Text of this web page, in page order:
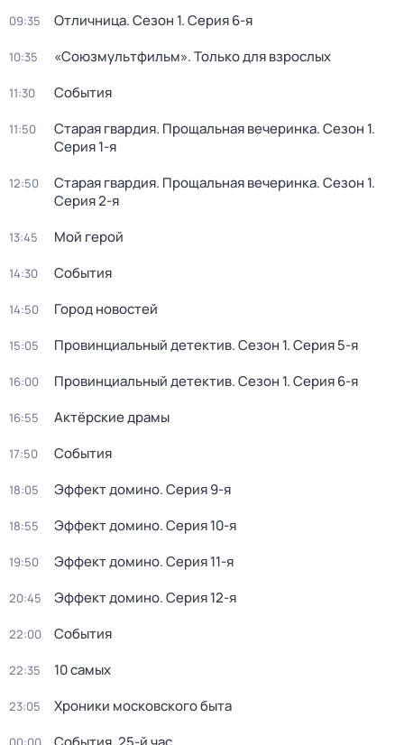
09:35 Отличница. Сезон 1. Серия 6-я
10:35 «Союзмультфильм». Только для взрослых
11:30 События
11:50 Старая гвардия. Прощальная вечеринка. Сезон 1.
Серия 1-я
12:50 Старая гвардия. Прощальная вечеринка. Сезон 1.
Серия 2-я
13:45 Мой герой
14:30 События
14:50 Город новостей
15:05 Провинциальный детектив. Сезон 1. Серия 5-я
16:00 Провинциальный детектив. Сезон 1. Серия 6-я
16:55 Актёрские драмы
17:50 События
18:05 Эффект домино. Серия 9-я
18:55 Эффект домино. Серия 10-я
19:50 Эффект домино. Серия 11-я
20:45 Эффект домино. Серия 12-я
22:00 События
22:35 10 самых
23:05 Хроники московского быта